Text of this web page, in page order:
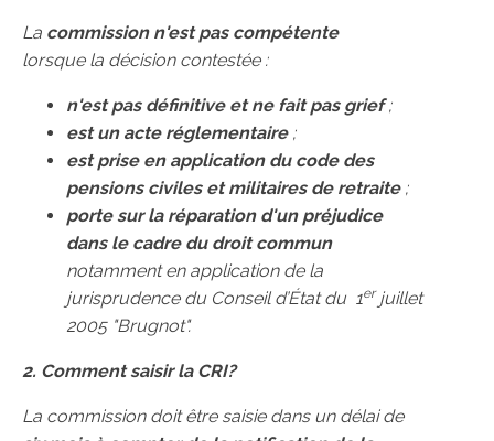
La commission n'est pas compétente
lorsque la décision contestée :
n'est pas définitive et ne fait pas grief;
est un acte réglementaire;
est prise en application du code des
pensions civiles et militaires de retraite;
porte sur la réparation d'un préjudice
dans le cadre du droit commun
notamment en application de la
jurisprudence du Conseil d’État du 1erjuillet
2005 "Brugnot".
2. Comment saisir la CRI?
La commission doit être saisie dans un délai de